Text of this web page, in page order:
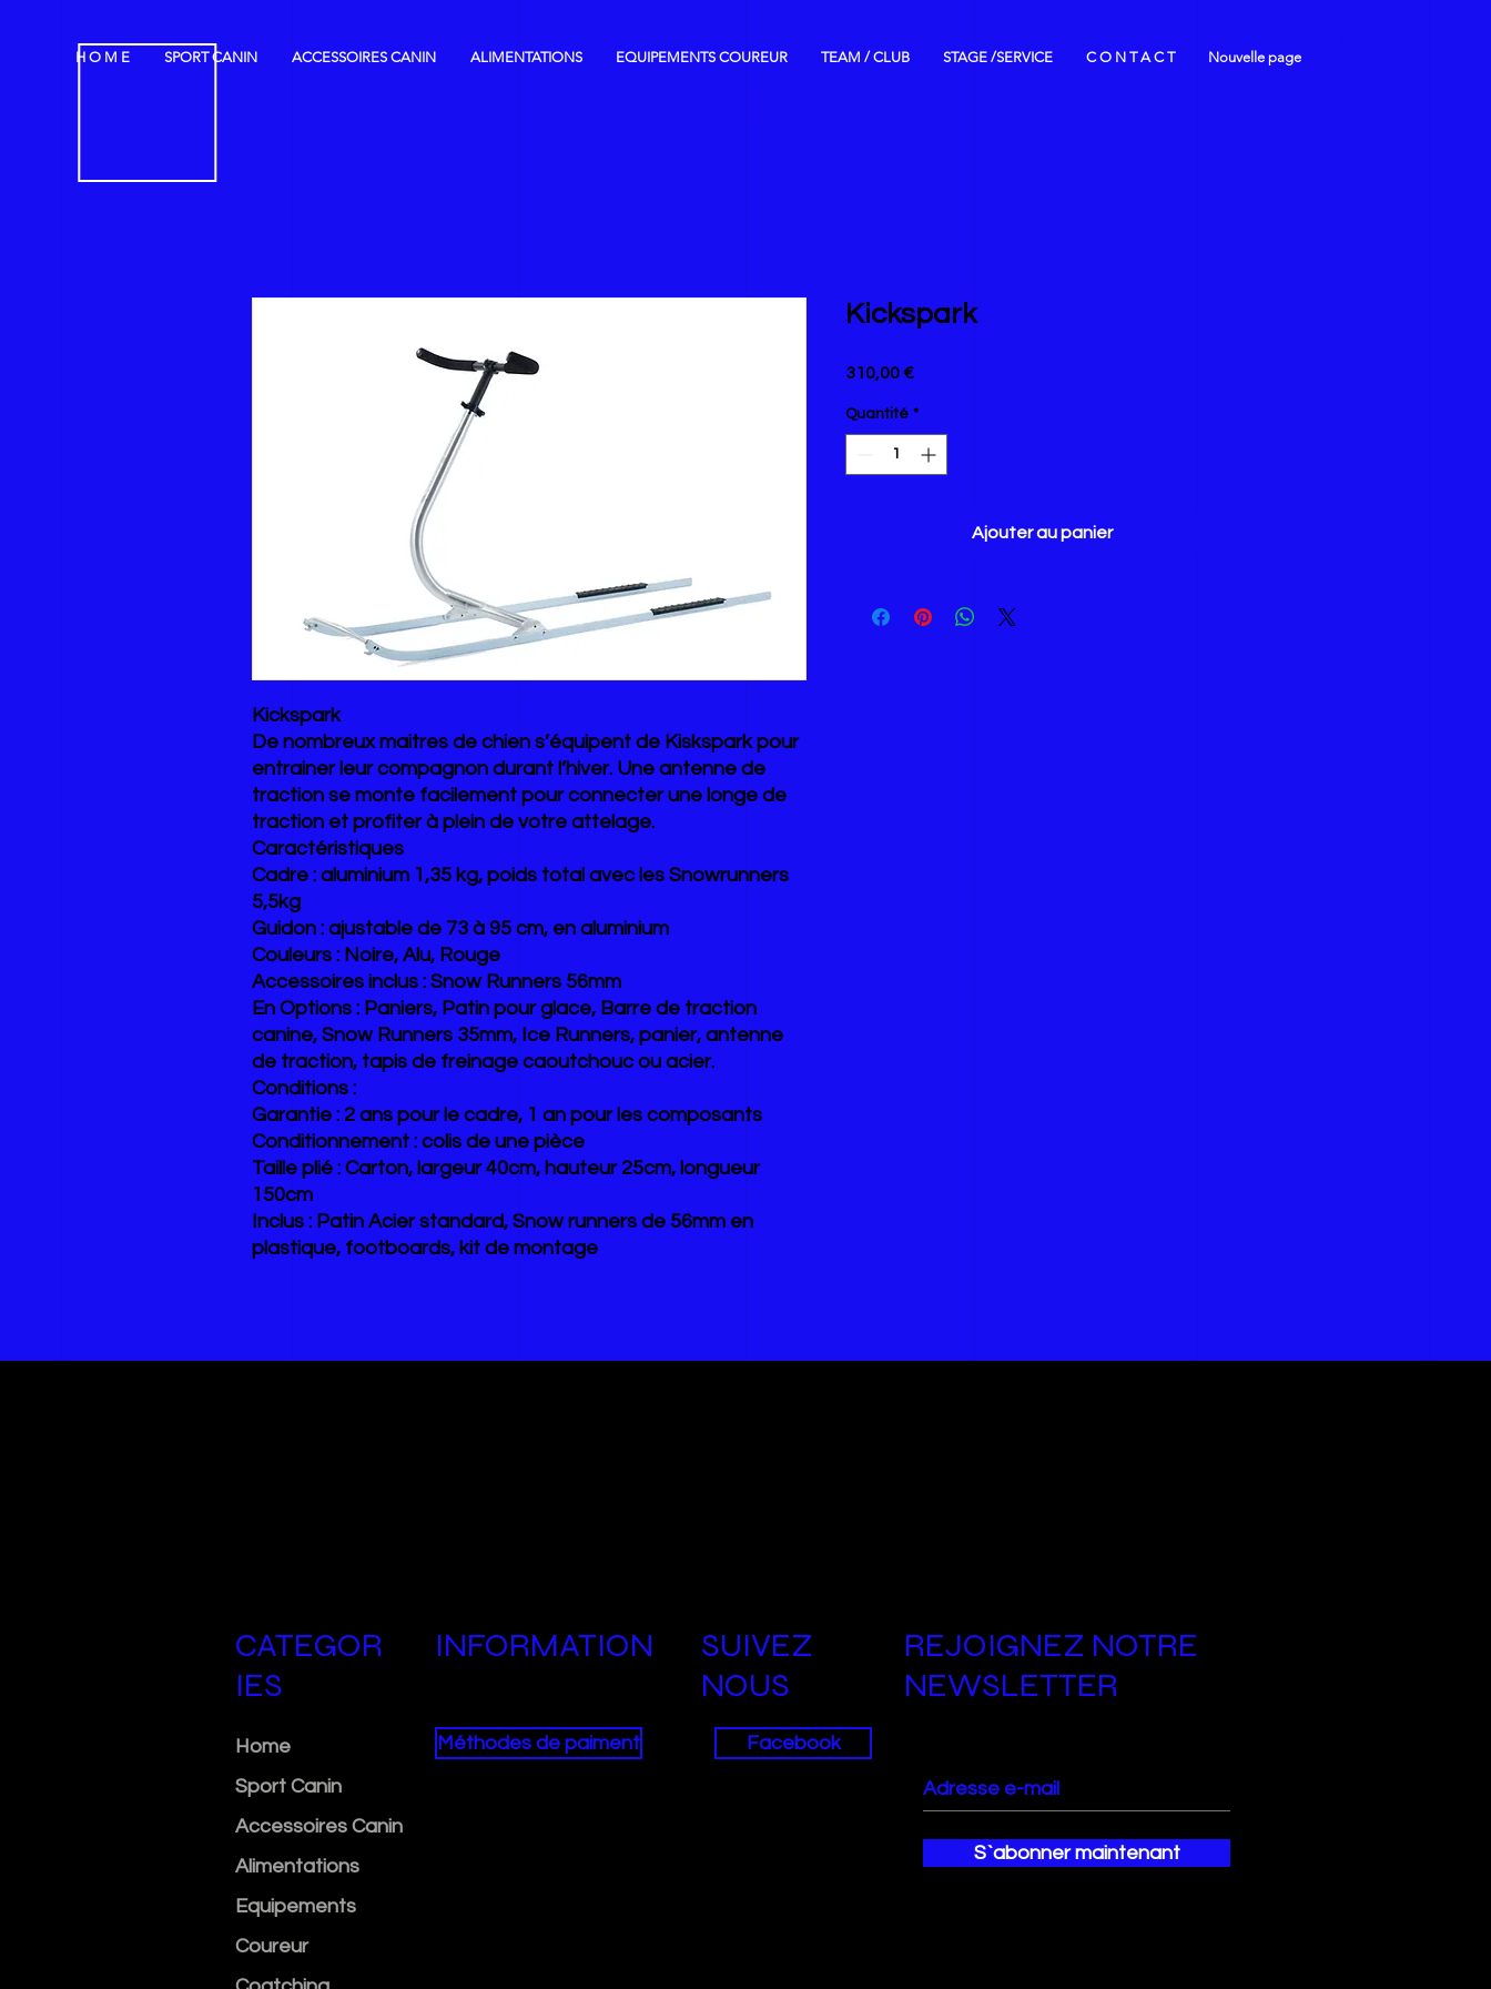
H O M E SPORT CANIN ACCESSOIRES CANIN ALIMENTATIONS EQUIPEMENTS COUREUR TEAM / CLUB STAGE /SERVICE C O N T A C T Nouvelle page
Kickspark
De nombreux maitres de chien s’équipent de Kiskspark pour
entrainer leur compagnon durant l’hiver. Une antenne de
traction se monte facilement pour connecter une longe de
traction et profiter à plein de votre attelage.
Caractéristiques
Cadre : aluminium 1,35 kg, poids total avec les Snowrunners
5,5kg
Guidon : ajustable de 73 à 95 cm, en aluminium
Couleurs : Noire, Alu, Rouge
Accessoires inclus : Snow Runners 56mm
En Options : Paniers, Patin pour glace, Barre de traction
canine, Snow Runners 35mm, Ice Runners, panier, antenne
de traction, tapis de freinage caoutchouc ou acier.
Conditions :
Garantie : 2 ans pour le cadre, 1 an pour les composants
Conditionnement : colis de une pièce
Taille plié : Carton, largeur 40cm, hauteur 25cm, longueur
150cm
Inclus : Patin Acier standard, Snow runners de 56mm en
plastique, footboards, kit de montage
Kickspark
310,00 €Prix
Quantité *
Ajouter au panier
CATEGOR
IES
Home
Sport Canin
Accessoires Canin
Alimentations
Equipements
Coureur
INFORMATION
Méthodes de paiment
SUIVEZ
NOUS
Facebook
REJOIGNEZ NOTRE
NEWSLETTER
S`abonner maintenant